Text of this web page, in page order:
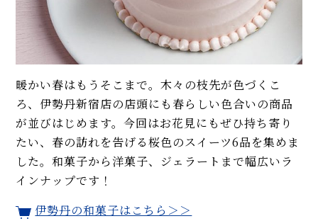
暖かい春はもうそこまで。木々の枝先が色づくこ
ろ、伊勢丹新宿店の店頭にも春らしい色合いの商品
が並びはじめます。今回はお花見にもぜひ持ち寄り
たい、春の訪れを告げる桜色のスイーツ6品を集めま
した。和菓子から洋菓子、ジェラートまで幅広いラ
インナップです！
伊勢丹の和菓子はこちら＞＞